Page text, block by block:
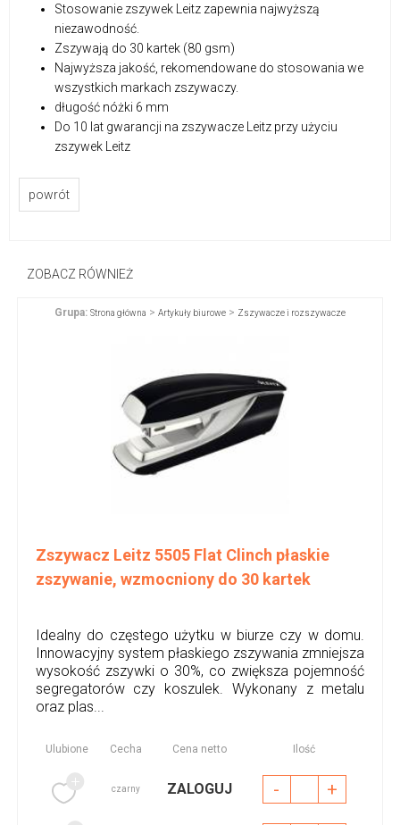
Stosowanie zszywek Leitz zapewnia najwyższą
niezawodność.
Zszywają do 30 kartek (80 gsm)
Najwyższa jakość, rekomendowane do stosowania we
wszystkich markach zszywaczy.
długość nóżki 6 mm
Do 10 lat gwarancji na zszywacze Leitz przy użyciu
zszywek Leitz
powrót
ZOBACZ RÓWNIEŻ
Grupa: Strona główna > Artykuły biurowe > Zszywacze i rozszywacze
Zszywacz Leitz 5505 Flat Clinch płaskie
zszywanie, wzmocniony do 30 kartek
Idealny do częstego użytku w biurze czy w domu.
Innowacyjny system płaskiego zszywania zmniejsza
wysokość zszywki o 30%, co zwiększa pojemność
segregatorów czy koszulek. Wykonany z metalu
oraz plas...
Ulubione Cecha Cena netto Ilość
czarny ZALOGUJ - +